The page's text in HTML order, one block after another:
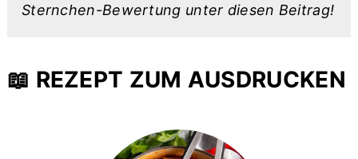
Sternchen-Bewertung unter diesen Beitrag!
📖 REZEPT ZUM AUSDRUCKEN